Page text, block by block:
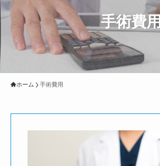
手術費用
ホーム 手術費用